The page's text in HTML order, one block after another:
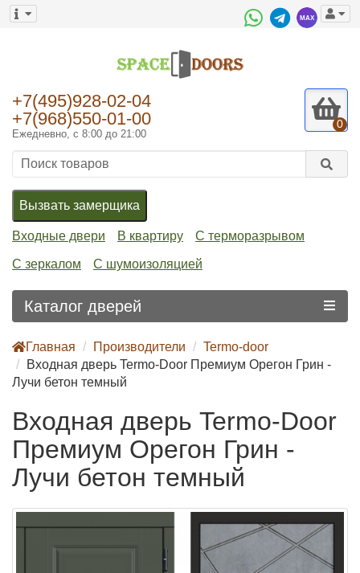
+7(495)928-02-04
+7(968)550-01-00
Ежедневно, с 8:00 до 21:00
0
Вызвать замерщика
Входные двери В квартиру С терморазрывом
С зеркалом С шумоизоляцией
Каталог дверей
Главная Производители
Termo-door
Входная дверь Termo-Door Премиум Орегон Грин -
Лучи бетон темный
Входная дверь Termo-Door
Премиум Орегон Грин -
Лучи бетон темный